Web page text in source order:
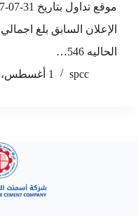
الإعلان السابق بلغ
الحاليه 546…
spcc
1 أغسطس، 2017